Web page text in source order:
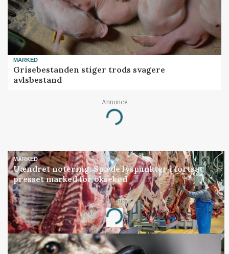
MARKED
Grisebestanden stiger trods svagere
avlsbestand
Annonce
Loading...
MARKED
Uændret notering: Spæde lyspunkter i fortsat
presset marked for oksekød
Annonce
Loading...